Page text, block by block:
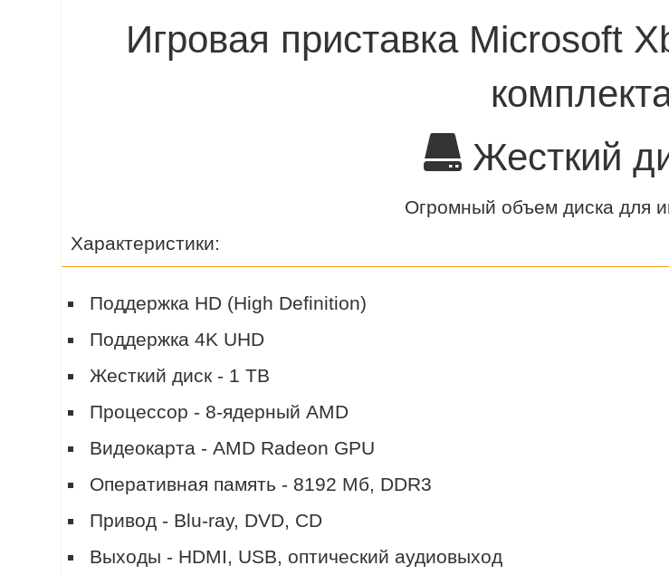
Игровая приставка Microsoft
Жесткий
Огромный объем диска для
Характеристики:
Поддержка HD (High Definition)
Поддержка 4K UHD
Жесткий диск - 1 TB
Процессор - 8-ядерный AMD
Видеокарта - AMD Radeon GPU
Оперативная память - 8192 Мб, DDR3
Привод - Blu-ray, DVD, CD
Выходы - HDMI, USB, оптический аудиовыход